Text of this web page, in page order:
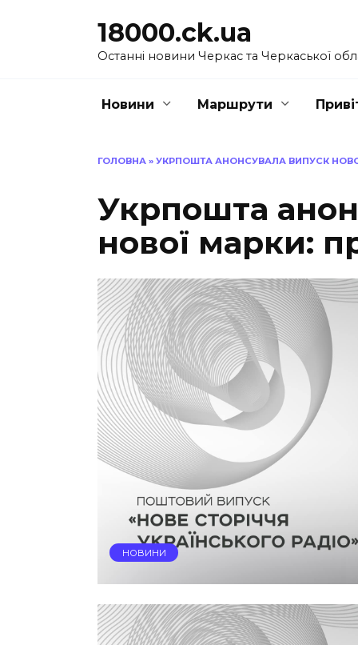
18000.ck.ua
Останні новини Черкас та Черкаської
Новини Маршрути
ГОЛОВНА » УКРПОШТА АНОНСУВАЛА ВИПУСК
Укрпошта
нової марки:
НОВИНИ